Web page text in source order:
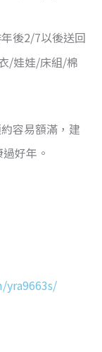
後2/7以後送回
/娃娃/床組/棉
容易額滿，建
好年。
yra9663s/